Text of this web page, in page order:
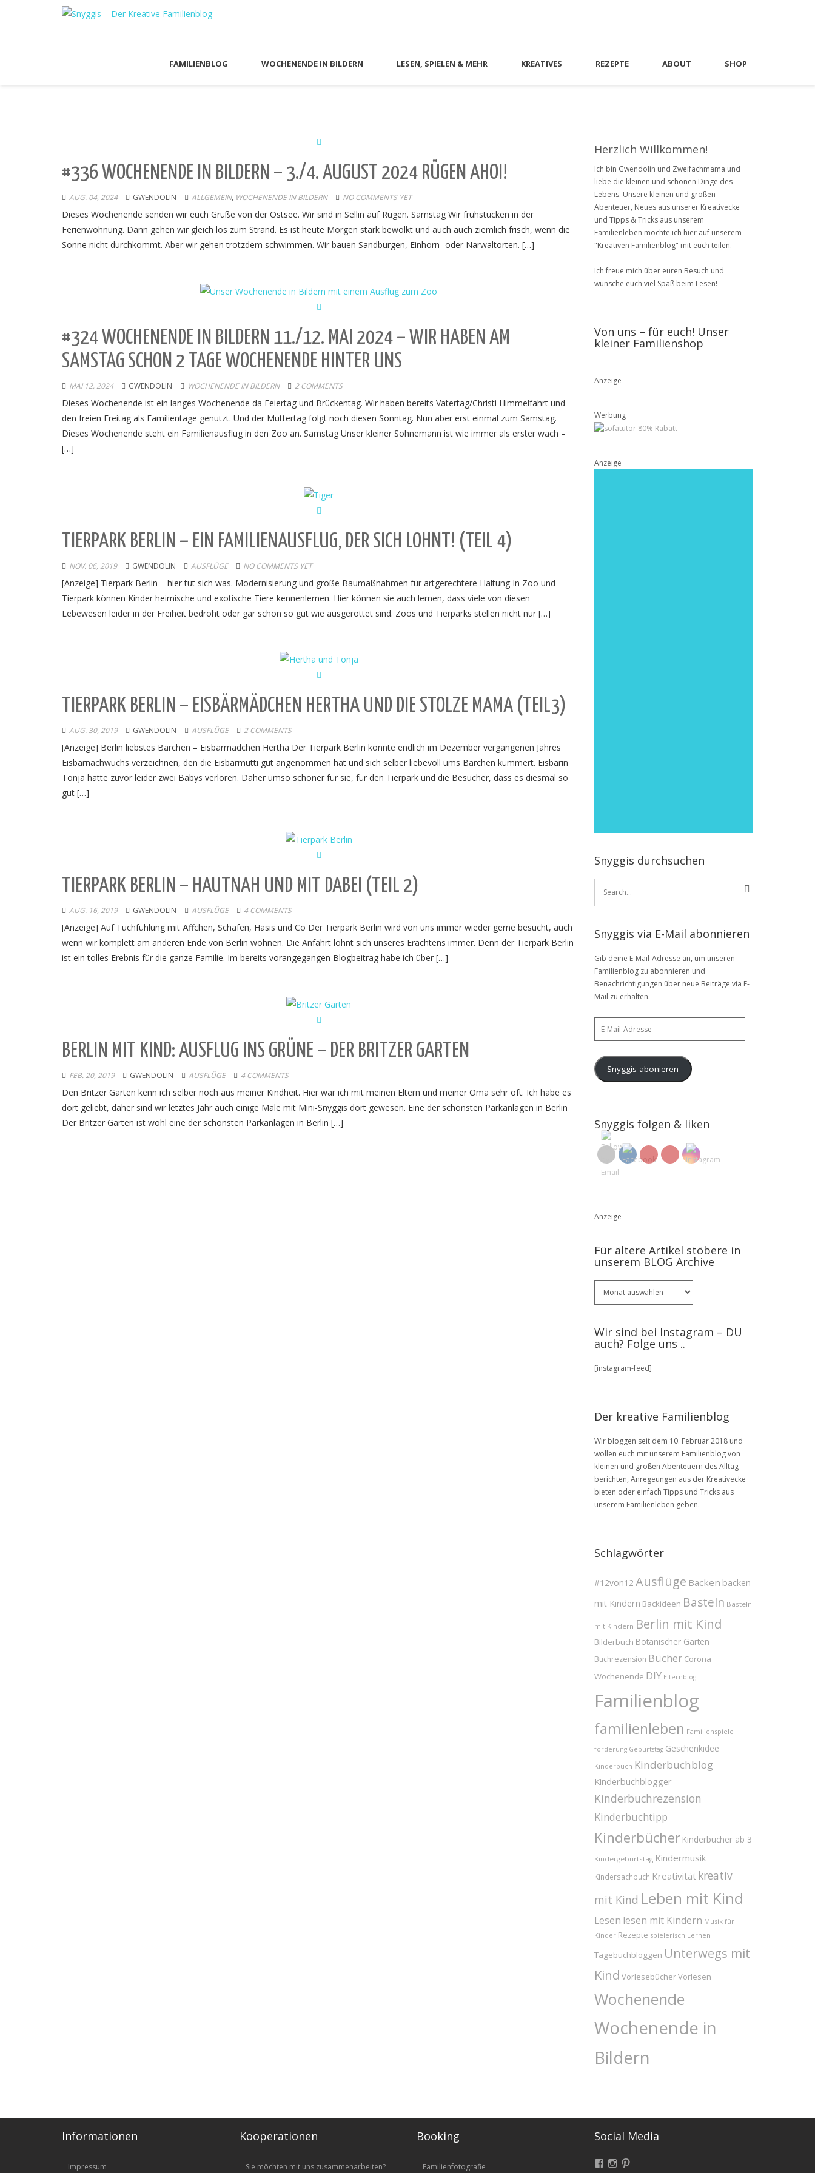
FAMILIENBLOG WOCHENENDE IN BILDERN LESEN, SPIELEN & MEHR KREATIVES REZEPTE ABOUT SHOP
#336 WOCHENENDE IN BILDERN – 3./4. AUGUST 2024 RÜGEN AHOI!
AUG. 04, 2024 GWENDOLIN ALLGEMEIN, WOCHENENDE IN BILDERN NO COMMENTS YET
Dieses Wochenende senden wir euch Grüße von der Ostsee. Wir sind in Sellin auf Rügen. Samstag Wir frühstücken in der
Ferienwohnung. Dann gehen wir gleich los zum Strand. Es ist heute Morgen stark bewölkt und auch auch ziemlich frisch, wenn die
Sonne nicht durchkommt. Aber wir gehen trotzdem schwimmen. Wir bauen Sandburgen, Einhorn- oder Narwaltorten. […]
#324 WOCHENENDE IN BILDERN 11./12. MAI 2024 – WIR HABEN AM
SAMSTAG SCHON 2 TAGE WOCHENENDE HINTER UNS
MAI 12, 2024 GWENDOLIN WOCHENENDE IN BILDERN 2 COMMENTS
Dieses Wochenende ist ein langes Wochenende da Feiertag und Brückentag. Wir haben bereits Vatertag/Christi Himmelfahrt und
den freien Freitag als Familientage genutzt. Und der Muttertag folgt noch diesen Sonntag. Nun aber erst einmal zum Samstag.
Dieses Wochenende steht ein Familienausflug in den Zoo an. Samstag Unser kleiner Sohnemann ist wie immer als erster wach –
[…]
TIERPARK BERLIN – EIN FAMILIENAUSFLUG, DER SICH LOHNT! (TEIL 4)
NOV. 06, 2019 GWENDOLIN AUSFLÜGE NO COMMENTS YET
[Anzeige] Tierpark Berlin – hier tut sich was. Modernisierung und große Baumaßnahmen für artgerechtere Haltung In Zoo und
Tierpark können Kinder heimische und exotische Tiere kennenlernen. Hier können sie auch lernen, dass viele von diesen
Lebewesen leider in der Freiheit bedroht oder gar schon so gut wie ausgerottet sind. Zoos und Tierparks stellen nicht nur […]
TIERPARK BERLIN – EISBÄRMÄDCHEN HERTHA UND DIE STOLZE MAMA (TEIL3)
AUG. 30, 2019 GWENDOLIN AUSFLÜGE 2 COMMENTS
[Anzeige] Berlin liebstes Bärchen – Eisbärmädchen Hertha Der Tierpark Berlin konnte endlich im Dezember vergangenen Jahres
Eisbärnachwuchs verzeichnen, den die Eisbärmutti gut angenommen hat und sich selber liebevoll ums Bärchen kümmert. Eisbärin
Tonja hatte zuvor leider zwei Babys verloren. Daher umso schöner für sie, für den Tierpark und die Besucher, dass es diesmal so
gut […]
TIERPARK BERLIN – HAUTNAH UND MIT DABEI (TEIL 2)
AUG. 16, 2019 GWENDOLIN AUSFLÜGE 4 COMMENTS
[Anzeige] Auf Tuchfühlung mit Äffchen, Schafen, Hasis und Co Der Tierpark Berlin wird von uns immer wieder gerne besucht, auch
wenn wir komplett am anderen Ende von Berlin wohnen. Die Anfahrt lohnt sich unseres Erachtens immer. Denn der Tierpark Berlin
ist ein tolles Erebnis für die ganze Familie. Im bereits vorangegangen Blogbeitrag habe ich über […]
BERLIN MIT KIND: AUSFLUG INS GRÜNE – DER BRITZER GARTEN
FEB. 20, 2019 GWENDOLIN AUSFLÜGE 4 COMMENTS
Den Britzer Garten kenn ich selber noch aus meiner Kindheit. Hier war ich mit meinen Eltern und meiner Oma sehr oft. Ich habe es
dort geliebt, daher sind wir letztes Jahr auch einige Male mit Mini-Snyggis dort gewesen. Eine der schönsten Parkanlagen in Berlin
Der Britzer Garten ist wohl eine der schönsten Parkanlagen in Berlin […]
Herzlich Willkommen!
Ich bin Gwendolin und Zweifachmama und
liebe die kleinen und schönen Dinge des
Lebens. Unsere kleinen und großen
Abenteuer, Neues aus unserer Kreativecke
und Tipps & Tricks aus unserem
Familienleben möchte ich hier auf unserem
"Kreativen Familienblog" mit euch teilen.
Ich freue mich über euren Besuch und
wünsche euch viel Spaß beim Lesen!
Von uns – für euch! Unser
kleiner Familienshop
Anzeige
Werbung
Anzeige
Snyggis durchsuchen
Search
Snyggis via E-Mail abonnieren
Gib deine E-Mail-Adresse an, um unseren
Familienblog zu abonnieren und
Benachrichtigungen über neue Beiträge via E-
Mail zu erhalten.
Snyggis abonieren
Snyggis folgen & liken
Anzeige
Für ältere Artikel stöbere in
unserem BLOG Archive
ältere
in
unserem
Archive
Wir sind bei Instagram – DU
auch? Folge uns ..
[instagram-feed]
Der kreative Familienblog
Wir bloggen seit dem 10. Februar 2018 und
wollen euch mit unserem Familienblog von
kleinen und großen Abenteuern des Alltag
berichten, Anregeungen aus der Kreativecke
bieten oder einfach Tipps und Tricks aus
unserem Familienleben geben.
Schlagwörter
#12von12 Ausflüge Backen backen
mit Kindern Backideen Basteln Basteln
mit Kindern Berlin mit Kind
Bilderbuch Botanischer Garten
Buchrezension Bücher Corona
Wochenende DIY Elternblog
Familienblog
familienleben Familienspiele
förderung Geburtstag Geschenkidee
Kinderbuch Kinderbuchblog
Kinderbuchblogger
Kinderbuchrezension
Kinderbuchtipp
Kinderbücher Kinderbücher ab 3
Kindergeburtstag Kindermusik
Kindersachbuch Kreativität kreativ
mit Kind Leben mit Kind
Lesen lesen mit Kindern Musik für
Kinder Rezepte spielerisch Lernen
Tagebuchbloggen Unterwegs mit
Kind VorlesebücherVorlesen
Wochenende
Wochenende in
Bildern
Informationen
Impressum
Kooperationen
Sie möchten mit uns zusammenarbeiten?
Booking
Familienfotografie
Social Media
Facebook
Instagram
Pinterest